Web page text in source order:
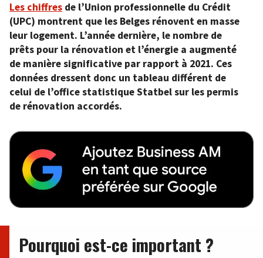
Les chiffres de l’Union professionnelle du Crédit
(UPC) montrent que les Belges rénovent en masse
leur logement. L’année dernière, le nombre de
prêts pour la rénovation et l’énergie a augmenté
de manière significative par rapport à 2021. Ces
données dressent donc un tableau différent de
celui de l’office statistique Statbel sur les permis
de rénovation accordés.
Pourquoi est-ce important ?